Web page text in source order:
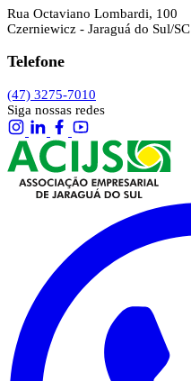
Rua Octaviano Lombardi, 100
Czerniewicz - Jaraguá do Sul/SC
Telefone
(47) 3275-7010
Siga nossas redes